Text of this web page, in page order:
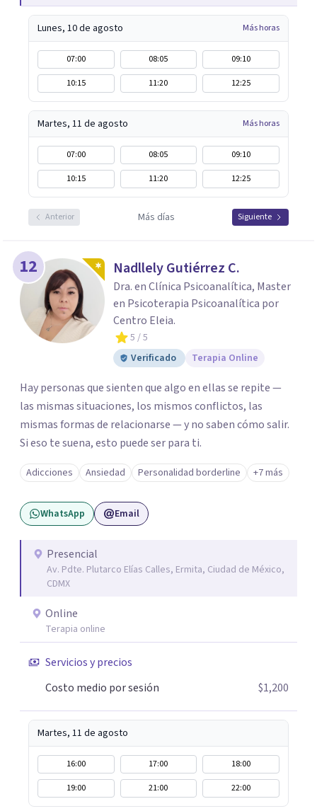
Lunes, 10 de agosto Más horas
07:00 08:05
09:10
10:15
11:20 12:25
Martes, 11 de agosto Más horas
07:00 08:05
09:10
10:15
11:20 12:25
Anterior Más días Siguiente
12 Nadllely Gutiérrez C.
Dra. en Clínica Psicoanalítica, Master
en Psicoterapia Psicoanalítica por
Centro Eleia.
5 / 5
Verificado
Terapia Online
Hay personas que sienten que algo en ellas se repite —
las mismas situaciones, los mismos conflictos, las
mismas formas de relacionarse — y no saben cómo salir.
Si eso te suena, esto puede ser para ti.
Adicciones Ansiedad Personalidad borderline +7 más
WhatsApp Email
Presencial
Av. Pdte. Plutarco Elías Calles, Ermita, Ciudad de México,
CDMX
Online
Terapia online
Servicios y precios
Costo medio por sesión
$1,200
Martes, 11 de agosto
16:00 17:00
18:00
19:00
21:00 22:00